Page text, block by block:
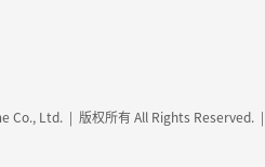
Co., Ltd. | 版权所有 All Rights Reserved. |